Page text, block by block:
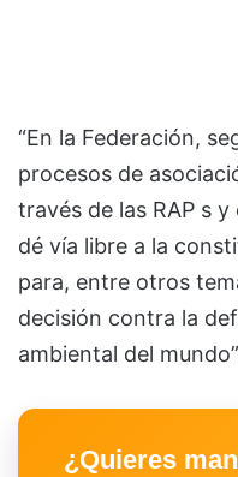
“En la Federación,
procesos de
través de las RAP s
dé vía libre a la
para, entre otros
decisión contra la
ambiental del
¿Quieres